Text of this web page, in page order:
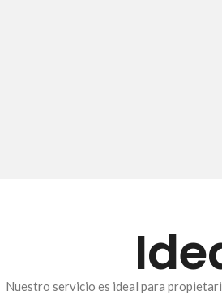
Nuestro servicio es ideal para